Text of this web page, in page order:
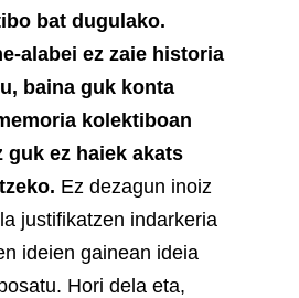
bat dugulako.
alabei ez zaie historia
baina guk konta
kolektiboan
guk ez haiek akats
Ez dezagun inoiz
justifikatzen indarkeria
ideien gainean ideia
Hori dela eta,